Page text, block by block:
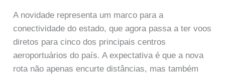
A novidade representa um marco para a
conectividade do estado, que agora passa a ter voos
diretos para cinco dos principais centros
aeroportuários do país. A expectativa é que a nova
rota não apenas encurte distâncias, mas também